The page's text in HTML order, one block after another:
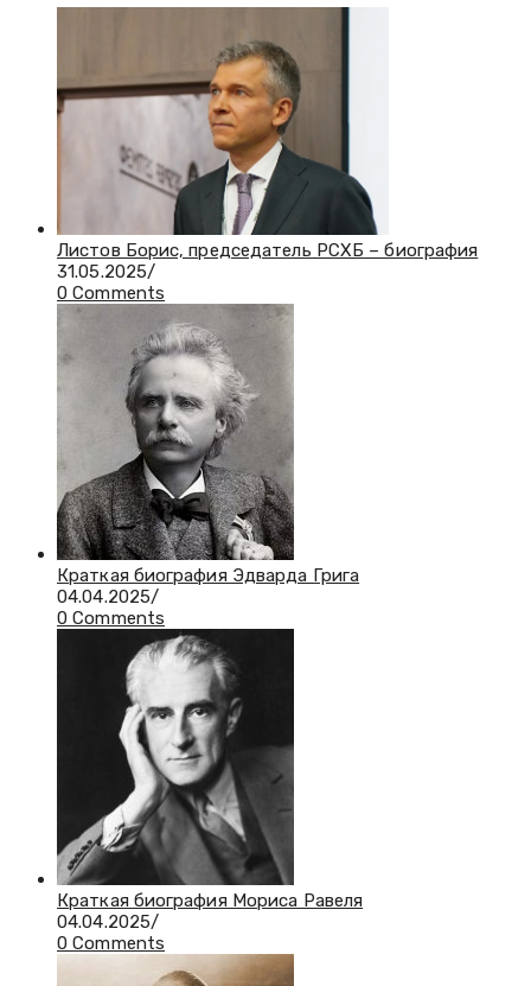
Листов Борис, председатель РСХБ – биография
31.05.2025/
0 Comments
Краткая биография Эдварда Грига
04.04.2025/
0 Comments
Краткая биография Мориса Равеля
04.04.2025/
0 Comments